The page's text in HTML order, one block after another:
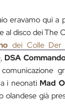
eravamo qui a
al disco dei The
dei Colle Der
, DSA
i neonati Mad
olandese già